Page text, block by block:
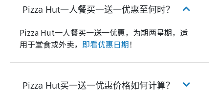
Pizza Hut一人餐买一送一优惠至何时？
Pizza Hut一人餐买一送一优惠，为期两星期，适
用于堂食或外卖， 即看优惠日期！
Pizza Hut买一送一优惠价格如何计算？